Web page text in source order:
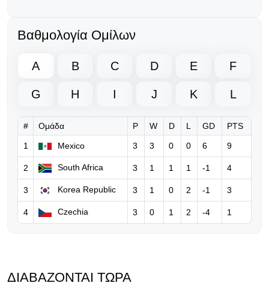
Ο Ινφαντίνο υπόσχεται τον τελικό
του Μundial 2030 στο Μαρόκο για
Eπίθεση Φίγκο κατά του Ινφαντίνο:
σωθεί το ποδόσφαιρο»
04.08.2026 | 13:12
«Έπρεπε να σε σκοτώσουν» -
Σοκάρουν οι απειλές στον Μπόρχα
Ιγκλέσιας!
Βαθμολογία Ομίλων
A B C D E F
G H I J K L
# Ομάδα P W D L GD PTS
1 Mexico 3 3 0 0 6 9
2 South Africa 3 1 1 1 -1 4
3 Korea Republic 3 1 0 2 -1 3
4 Czechia 3 0 1 2 -4 1
ΔΙΑΒΆΖΟΝΤΑΙ ΤΏΡΑ